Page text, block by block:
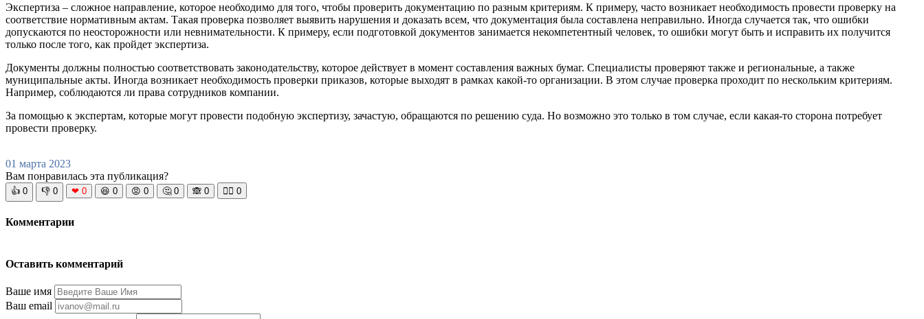
Экспертиза – сложное направление, которое необходимо для того, чтобы проверить документацию по разным критериям. К примеру, часто возникает необходимость провести проверку на
соответствие нормативным актам. Такая проверка позволяет выявить нарушения и доказать всем, что документация была составлена неправильно. Иногда случается так, что ошибки
допускаются по неосторожности или невнимательности. К примеру, если подготовкой документов занимается некомпетентный человек, то ошибки могут быть и исправить их получится
только после того, как пройдет экспертиза.
Документы должны полностью соответствовать законодательству, которое действует в момент составления важных бумаг. Специалисты проверяют также и региональные, а также
муниципальные акты. Иногда возникает необходимость проверки приказов, которые выходят в рамках какой-то организации. В этом случае проверка проходит по нескольким критериям.
Например, соблюдаются ли права сотрудников компании.
За помощью к экспертам, которые могут провести подобную экспертизу, зачастую, обращаются по решению суда. Но возможно это только в том случае, если какая-то сторона потребует
провести проверку.
01 марта 2023
Вам понравилась эта публикация?
👍 0 👎 0 ❤ 0 😆 0 😡 0 🤔 0 🙈 0 🧘‍♀️ 0
Комментарии
Оставить комментарий
Ваше имя
Ваш email